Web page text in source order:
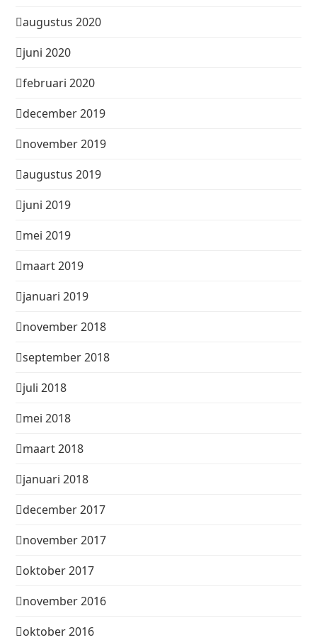
augustus 2020
juni 2020
februari 2020
december 2019
november 2019
augustus 2019
juni 2019
mei 2019
maart 2019
januari 2019
november 2018
september 2018
juli 2018
mei 2018
maart 2018
januari 2018
december 2017
november 2017
oktober 2017
november 2016
oktober 2016